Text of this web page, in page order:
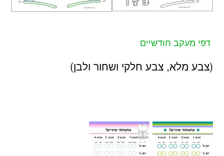
דפי מעקב חודשיים
(צבע מלא, צבע חלקי ושחור ולבן)